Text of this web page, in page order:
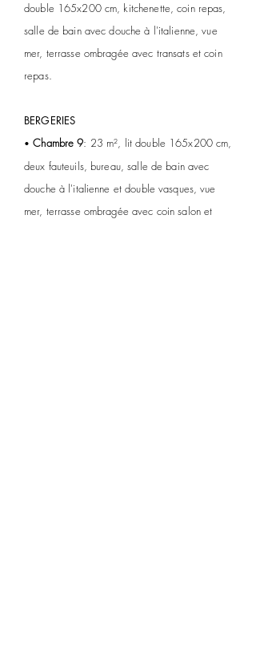
double 165x200 cm, kitchenette, coin repas,
salle de bain avec douche à l'italienne, vue
mer, terrasse ombragée avec transats et coin
repas.
BERGERIES
• Chambre 9: 23 m², lit double 165x200 cm,
deux fauteuils, bureau, salle de bain avec
douche à l'italienne et double vasques, vue
mer, terrasse ombragée avec coin salon et